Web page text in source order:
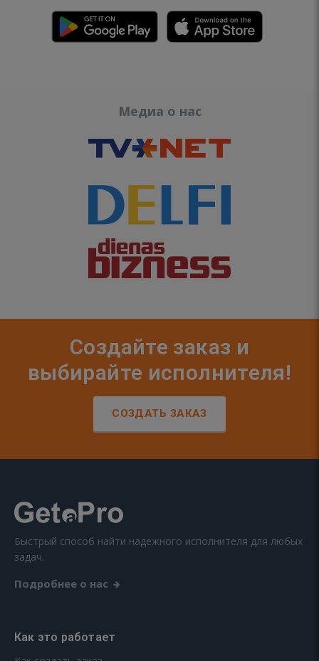
Медиа о нас
Создайте заказ и
выбирайте исполнителя!
СОЗДАТЬ ЗАКАЗ
Быстрый способ найти надежного исполнителя для любых
задач.
Подробнее о нас
Как это работает